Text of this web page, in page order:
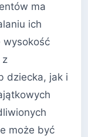
ma
ich
wysokość
z
dziecka, jak i
może być